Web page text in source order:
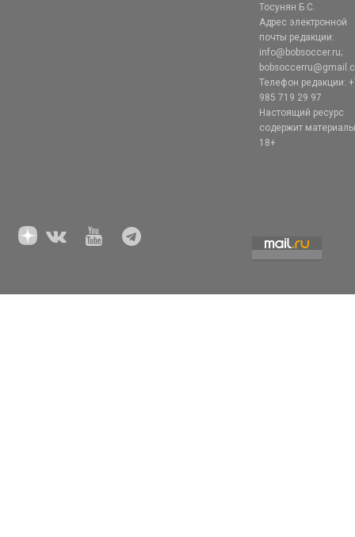
Тосунян Б.С.
Адрес электронной
почты редакции:
info@bobsoccer.ru;
Телефон редакции:
985 719 29 97
Настоящий ресурс
содержит
18+